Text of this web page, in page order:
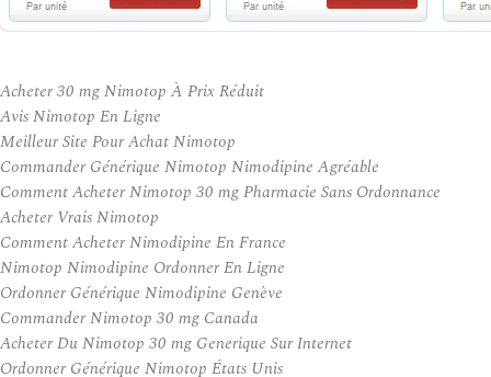
Acheter 30 mg Nimotop À Prix Réduit
Avis Nimotop En Ligne
Meilleur Site Pour Achat Nimotop
Commander Générique Nimotop Nimodipine Agréable
Comment Acheter Nimotop 30 mg Pharmacie Sans Ordonnance
Acheter Vrais Nimotop
Comment Acheter Nimodipine En France
Nimotop Nimodipine Ordonner En Ligne
Ordonner Générique Nimodipine Genève
Commander Nimotop 30 mg Canada
Acheter Du Nimotop 30 mg Generique Sur Internet
Ordonner Générique Nimotop États Unis